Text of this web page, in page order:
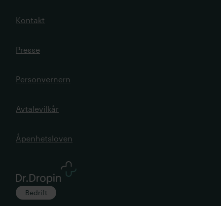
Bedrift
Kontakt
Presse
Personvernern
Avtalevilkår
Åpenhetsloven